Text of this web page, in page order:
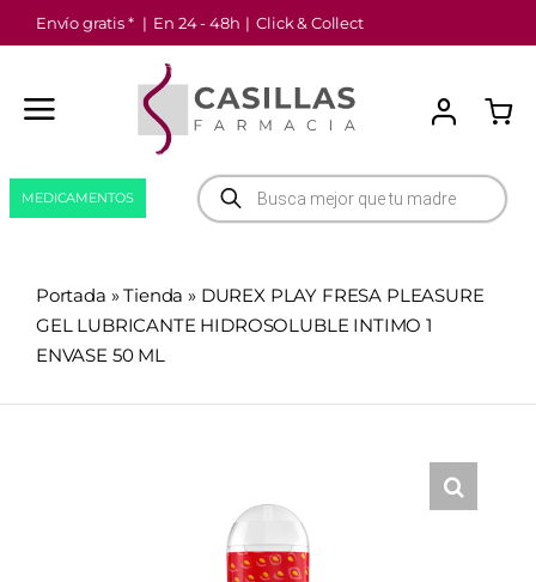
Saltar
al
Envío gratis * | En 24 - 48h | Click & Collect
Búsqueda
de
productos
MEDICAMENTOS
Portada »Tienda » DUREX PLAY FRESA PLEASURE
GEL LUBRICANTE HIDROSOLUBLE INTIMO 1
ENVASE 50 ML